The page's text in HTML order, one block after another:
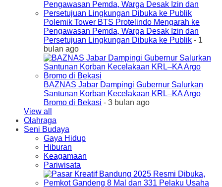
Polemik Tower BTS Protelindo Mengarah ke
Pengawasan Pemda, Warga Desak Izin dan
Persetujuan Lingkungan Dibuka ke Publik - 1
bulan ago
BAZNAS Jabar Dampingi Gubernur Salurkan
Santunan Korban Kecelakaan KRL–KA Argo
Bromo di Bekasi - 3 bulan ago
View all
Olahraga
Seni Budaya
Gaya Hidup
Hiburan
Keagamaan
Pariwisata